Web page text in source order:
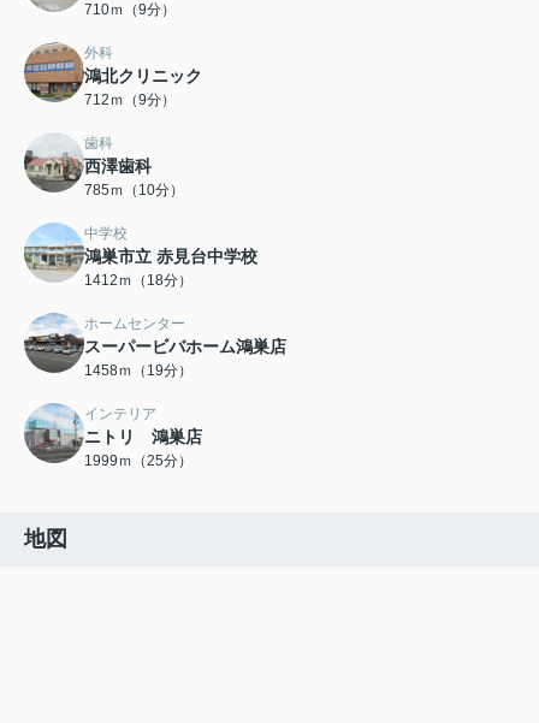
710ｍ（9分）
外科
鴻北クリニック
712ｍ（9分）
歯科
西澤歯科
785ｍ（10分）
中学校
鴻巣市立 赤見台中学校
1412ｍ（18分）
ホームセンター
スーパービバホーム鴻巣店
1458ｍ（19分）
インテリア
ニトリ 鴻巣店
1999ｍ（25分）
地図